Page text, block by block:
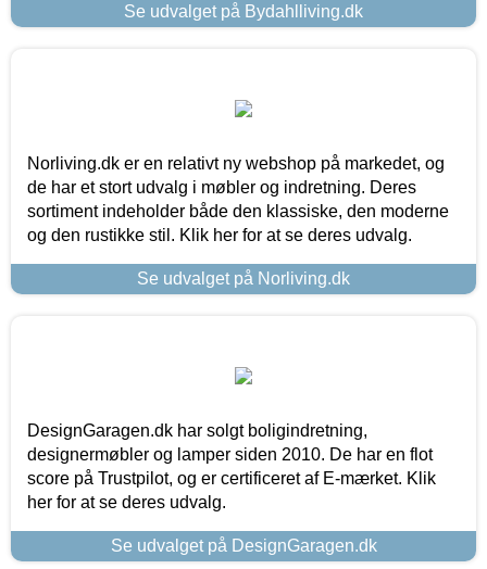
Se udvalget på Bydahlliving.dk
Norliving.dk er en relativt ny webshop på markedet, og
de har et stort udvalg i møbler og indretning. Deres
sortiment indeholder både den klassiske, den moderne
og den rustikke stil. Klik her for at se deres udvalg.
Se udvalget på Norliving.dk
DesignGaragen.dk har solgt boligindretning,
designermøbler og lamper siden 2010. De har en flot
score på Trustpilot, og er certificeret af E-mærket. Klik
her for at se deres udvalg.
Se udvalget på DesignGaragen.dk